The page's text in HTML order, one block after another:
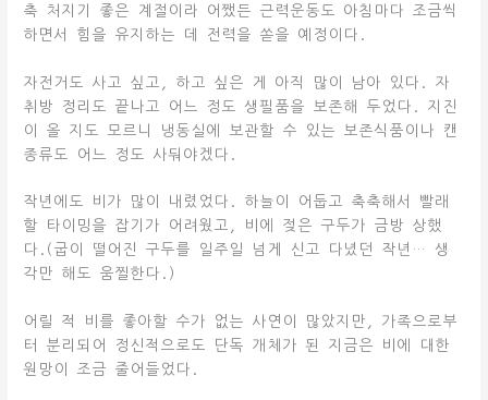
축 처지기 좋은 계절이라 어쨌든 근력운동도 아침마다 조금씩
하면서 힘을 유지하는 데 전력을 쏟을 예정이다.
자전거도 사고 싶고, 하고 싶은 게 아직 많이 남아 있다. 자
취방 정리도 끝나고 어느 정도 생필품을 보존해 두었다. 지진
이 올 지도 모르니 냉동실에 보관할 수 있는 보존식품이나 캔
종류도 어느 정도 사둬야겠다.
작년에도 비가 많이 내렸었다. 하늘이 어둡고 축축해서 빨래
할 타이밍을 잡기가 어려웠고, 비에 젖은 구두가 금방 상했
다.(굽이 떨어진 구두를 일주일 넘게 신고 다녔던 작년… 생
각만 해도 움찔한다.)
어릴 적 비를 좋아할 수가 없는 사연이 많았지만, 가족으로부
터 분리되어 정신적으로도 단독 개체가 된 지금은 비에 대한
원망이 조금 줄어들었다.